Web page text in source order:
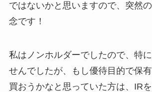
ではないかと思いますので、突然
念です！
私はノンホルダーでしたので、特
せんでしたが、もし優待目的で保
買おうかなと思っていた方は、IR